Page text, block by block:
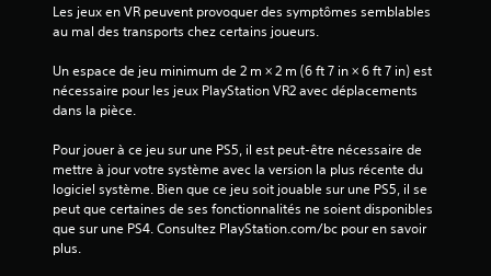
Les jeux en VR peuvent provoquer des symptômes semblables
au mal des transports chez certains joueurs.
Un espace de jeu minimum de 2 m × 2 m (6 ft 7 in × 6 ft 7 in) est
nécessaire pour les jeux PlayStation VR2 avec déplacements
dans la pièce.
Pour jouer à ce jeu sur une PS5, il est peut-être nécessaire de
mettre à jour votre système avec la version la plus récente du
logiciel système. Bien que ce jeu soit jouable sur une PS5, il se
peut que certaines de ses fonctionnalités ne soient disponibles
que sur une PS4. Consultez PlayStation.com/bc pour en savoir
plus.